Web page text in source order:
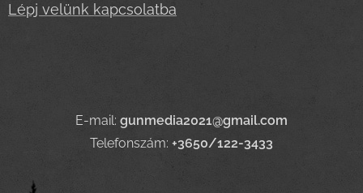
Lépj velünk kapcsolatba
E-mail: gunmedia2021@gmail.com
Telefonszám: +3650/122-3433